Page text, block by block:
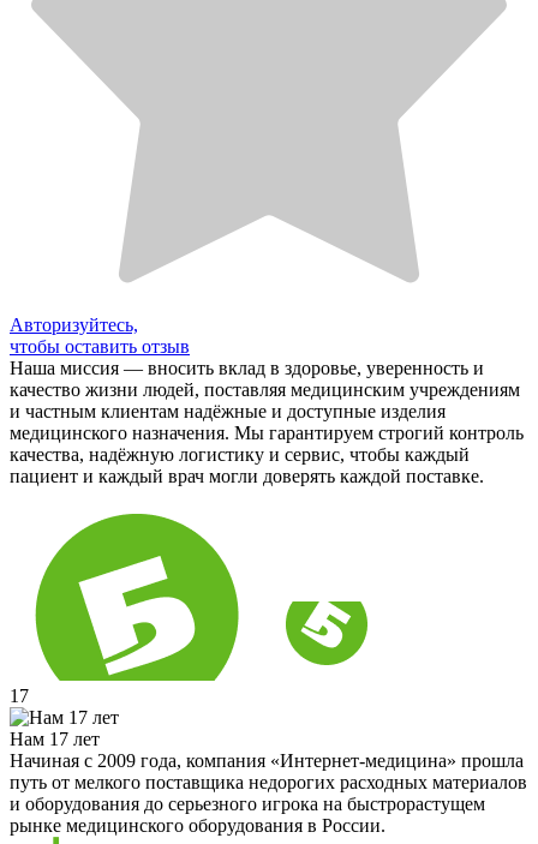
Авторизуйтесь,
чтобы оставить отзыв
Наша миссия — вносить вклад в здоровье, уверенность и
качество жизни людей, поставляя медицинским учреждениям
и частным клиентам надёжные и доступные изделия
медицинского назначения. Мы гарантируем строгий контроль
качества, надёжную логистику и сервис, чтобы каждый
пациент и каждый врач могли доверять каждой поставке.
17
Нам 17 лет
Начиная с 2009 года, компания «Интернет-медицина» прошла
путь от мелкого поставщика недорогих расходных материалов
и оборудования до серьезного игрока на быстрорастущем
рынке медицинского оборудования в России.